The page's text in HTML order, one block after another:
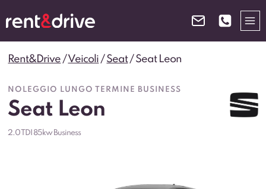
al
contenuto
Rent&Drive /Veicoli /Seat/Seat Leon
NOLEGGIO LUNGO TERMINE BUSINESS
Seat Leon
2.0 TDI 85kw Business